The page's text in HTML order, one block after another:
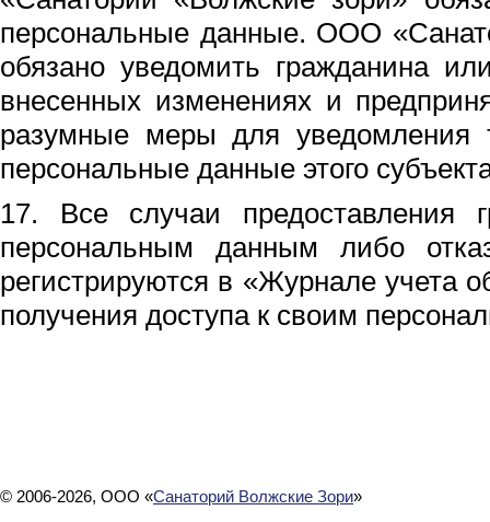
персональные данные. ООО
обязано уведомить гражданина
внесенных изменениях и
разумные меры для уведомления
персональные данные этого
17. Все случаи предоставления
персональным данным либо
регистрируются в «Журнале учета
получения доступа к своим
© 2006-2026, ООО «Санаторий Волжские Зори»